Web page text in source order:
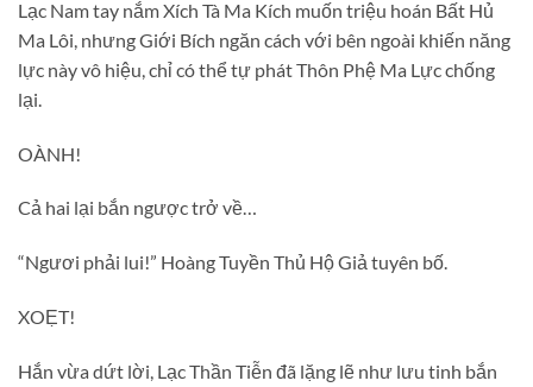
Lạc Nam tay nắm Xích Tà Ma Kích muốn triệu hoán Bất Hủ
Ma Lôi, nhưng Giới Bích ngăn cách với bên ngoài khiến năng
lực này vô hiệu, chỉ có thể tự phát Thôn Phệ Ma Lực chống
lại.
OÀNH!
Cả hai lại bắn ngược trở về…
“Ngươi phải lui!” Hoàng Tuyền Thủ Hộ Giả tuyên bố.
XOẸT!
Hắn vừa dứt lời, Lạc Thần Tiễn đã lặng lẽ như lưu tinh bắn